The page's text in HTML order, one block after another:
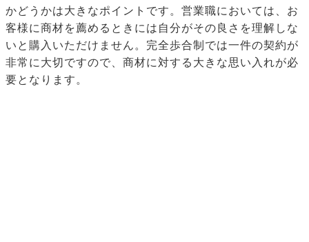
かどうかは大きなポイントです。営業職においては、お
客様に商材を薦めるときには自分がその良さを理解しな
いと購入いただけません。完全歩合制では一件の契約が
非常に大切ですので、商材に対する大きな思い入れが必
要となります。